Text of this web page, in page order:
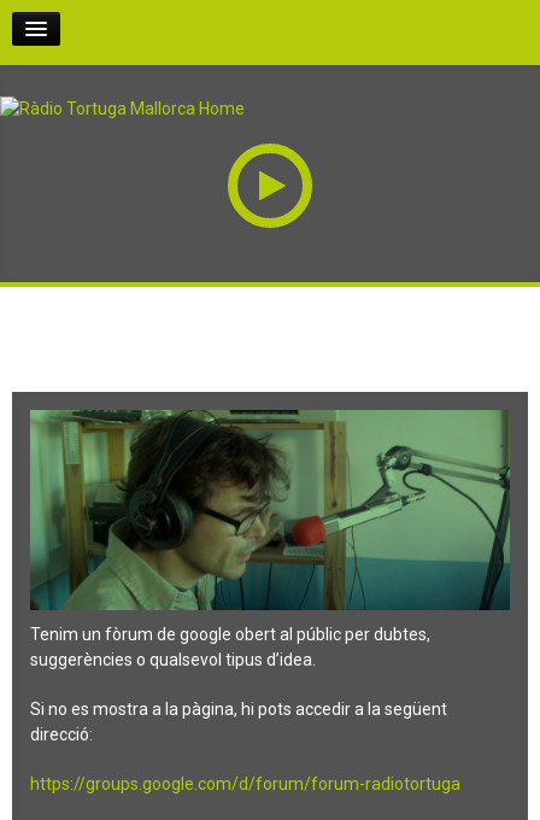
EN DIRECTE!
Tenim un fòrum de google obert al públic per dubtes,
suggerències o qualsevol tipus d’idea.
Si no es mostra a la pàgina, hi pots accedir a la següent
direcció:
https://groups.google.com/d/forum/forum-radiotortuga